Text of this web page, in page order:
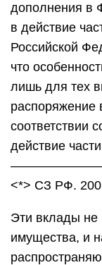
дополнения в
в действие
Российской
что
лишь для тех
распоряжение
соответствии
действие
<*> СЗ РФ.
Эти вклады не
имущества, и